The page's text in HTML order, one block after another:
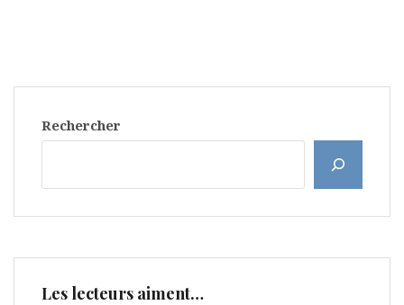
Rechercher
Les lecteurs aiment…